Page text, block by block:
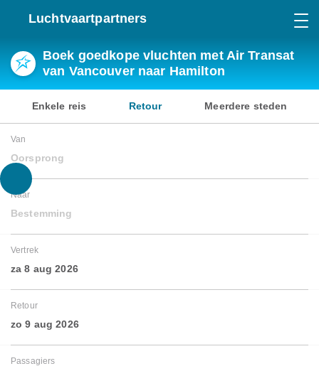
Luchtvaartpartners
Boek goedkope vluchten met Air Transat
van Vancouver naar Hamilton
Enkele reis Retour Meerdere steden
Van
Oorsprong
Naar
Bestemming
Vertrek
za 8 aug 2026
Retour
zo 9 aug 2026
Passagiers